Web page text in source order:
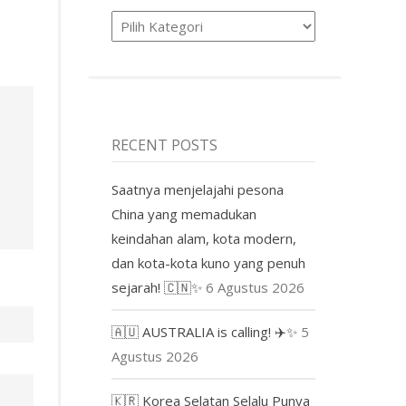
Product
RECENT POSTS
Saatnya menjelajahi pesona
China yang memadukan
keindahan alam, kota modern,
dan kota-kota kuno yang penuh
sejarah! 🇨🇳✨ 6 Agustus 2026
🇦🇺 AUSTRALIA is calling! ✈️✨ 5
Agustus 2026
🇰🇷 Korea Selatan Selalu Punya